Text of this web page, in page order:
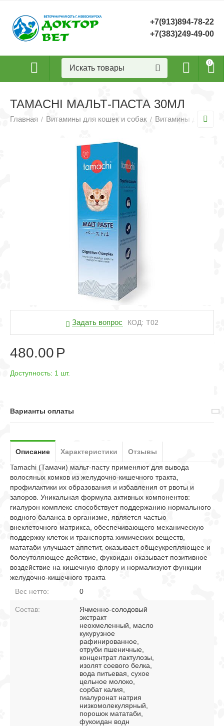
+7(913)894-78-22
+7(383)249-49-00
0
TAMACHI МАЛЬТ-ПАСТА 30МЛ
Главная / Витамины для кошек и собак / Витамины для
Задать вопрос КОД: Т02
480.00 Р
Доступность: 1 шт.
Варианты оплаты
Описание Характеристики
Отзывы
Tamachi (Тамачи) мальт-пасту применяют для вывода
волосяных комков из желудочно-кишечного тракта,
профилактики их образования и избавления от рвоты и
запоров. Уникальная формула активных компонентов:
гиалурон комплекс способствует поддержанию нормального
водного баланса в организме, является частью
внеклеточного матрикса, обеспечивающего механическую
поддержку клеток и транспорта химических веществ,
мататаби улучшает аппетит, оказывает общеукрепляющее и
болеутоляющее действие, фукоидан оказывает позитивное
воздействие на кишечную флору и нормализуют функции
желудочно-кишечного тракта
Вес нетто:
0
Состав:
Ячменно-солодовый
экстракт
неохмеленный, масло
кукурузное
рафинированное,
отруби пшеничные,
концентрат лактулозы,
изолят соевого белка,
вода питьевая, сухое
цельное молоко,
сорбат калия,
гиалуронат натрия
низкомолекулярный,
порошок мататаби,
фукоидан водн